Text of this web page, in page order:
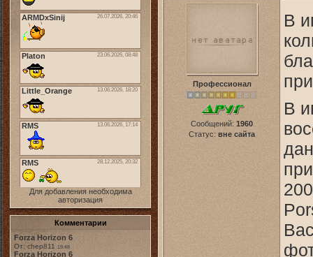
Для добавления необходима
авторизация
Комментарии
Forza Horizon 6
От: chep811 19:48
Forza Horizon 6
Профессионал
Сообщений: 1960
Статус: вне сайта
В
В